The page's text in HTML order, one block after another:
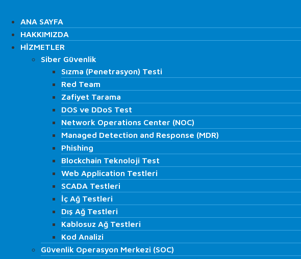
atla
ANA SAYFA
HAKKIMIZDA
HİZMETLER
Siber Güvenlik
Sızma (Penetrasyon) Testi
Red Team
ANA SAYFA
HAKKIMIZDA
HİZMETLER
Siber Güvenlik
Sızma (Penetrasyon) Testi
Red Team
Zafiyet Tarama
DOS ve DDoS Test
Network Operations Center (NOC)
Managed Detection and Response (MDR)
Phishing
Blockchain Teknoloji Test
Web Application Testleri
SCADA Testleri
İç Ağ Testleri
Dış Ağ Testleri
Kablosuz Ağ Testleri
Kod Analizi
Güvenlik Operasyon Merkezi (SOC)
ANA SAYFA
HAKKIMIZDA
HİZMETLER
Siber Güvenlik
Sızma (Penetrasyon) Testi
Red Team
Zafiyet Tarama
DOS ve DDoS Test
Network Operations Center (NOC)
Managed Detection and Response (MDR)
Phishing
Blockchain Teknoloji Test
Web Application Testleri
SCADA Testleri
İç Ağ Testleri
Dış Ağ Testleri
Kablosuz Ağ Testleri
Kod Analizi
Güvenlik Operasyon Merkezi (SOC)